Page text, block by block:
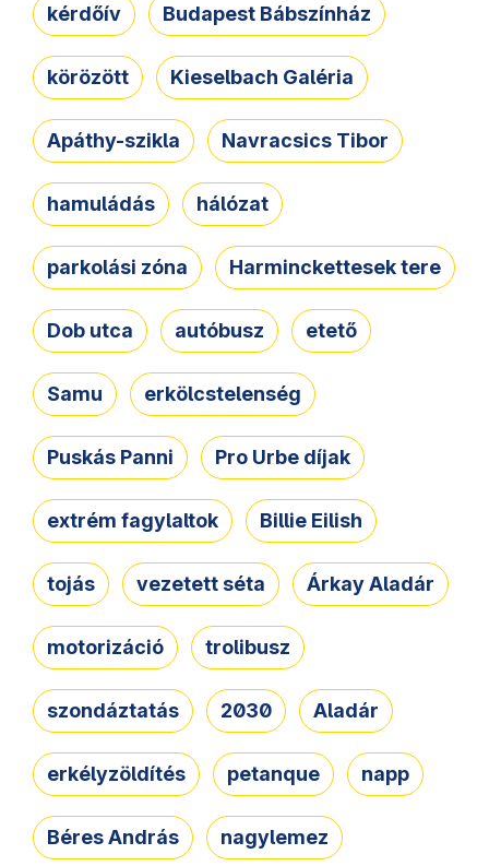
kérdőív Budapest Bábszínház
körözött Kieselbach Galéria
Apáthy-szikla Navracsics Tibor
hamuládás hálózat
parkolási zóna Harminckettesek tere
Dob utca autóbusz etető
Samu erkölcstelenség
Puskás Panni Pro Urbe díjak
extrém fagylaltok Billie Eilish
tojás vezetett séta Árkay Aladár
motorizáció trolibusz
szondáztatás 2030 Aladár
erkélyzöldítés petanque napp
Béres András nagylemez